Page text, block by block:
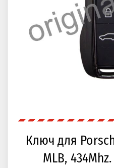
Ключ для
MLB,